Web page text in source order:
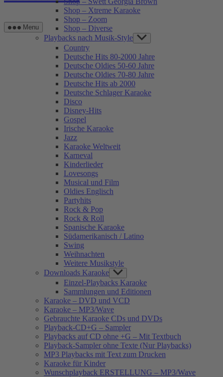
Menu
Shop – Xtreme Karaoke
Shop – Zoom
Shop – Diverse
Playbacks nach Musik-Style Show
sub
menu
Country
Deutsche Hits 80-2000 Jahre
Deutsche Oldies 50-60 Jahre
Deutsche Oldies 70-80 Jahre
Deutsche Hits ab 2000
Deutsche Schlager Karaoke
Disco
Disney-Hits
Gospel
Irische Karaoke
Jazz
Karaoke Weltweit
Karneval
Kinderlieder
Lovesongs
Musical und Film
Oldies Englisch
Partyhits
Rock & Pop
Rock & Roll
Spanische Karaoke
Südamerikanisch / Latino
Swing
Weihnachten
Weitere Musikstyle
Downloads Karaoke Show
sub
menu
Einzel-Playbacks Karaoke
Sammlungen und Editionen
Karaoke – DVD und VCD
Karaoke – MP3/Wave
Gebrauchte Karaoke CDs und DVDs
Playback-CD+G – Sampler
Playbacks auf CD ohne +G – Mit Textbuch
Playback-Sampler ohne Texte (Nur Playbacks)
MP3 Playbacks mit Text zum Drucken
Karaoke für Kinder
Wunschplayback ERSTELLUNG – MP3/Wave